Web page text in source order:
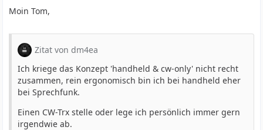
Moin Tom,
Zitat von dm4ea
Ich kriege das Konzept 'handheld & cw-only' nicht recht
zusammen, rein ergonomisch bin ich bei handheld eher
bei Sprechfunk.
Einen CW-Trx stelle oder lege ich persönlich immer gern
irgendwie ab.